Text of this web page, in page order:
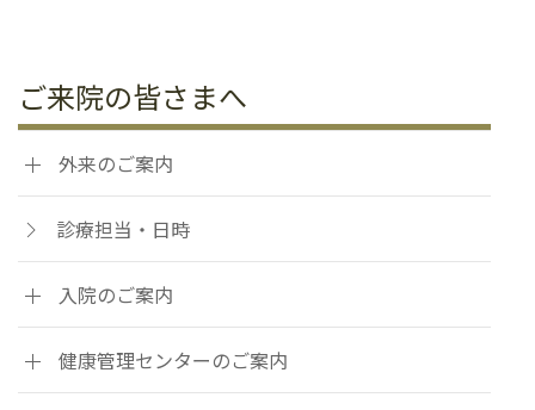
ご来院の皆さまへ
外来のご案内
診療担当・日時
入院のご案内
健康管理センターのご案内